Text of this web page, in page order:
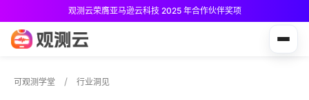
观测云荣膺亚马逊云科技 2025 年合作伙伴奖项
可观测学堂 行业洞见